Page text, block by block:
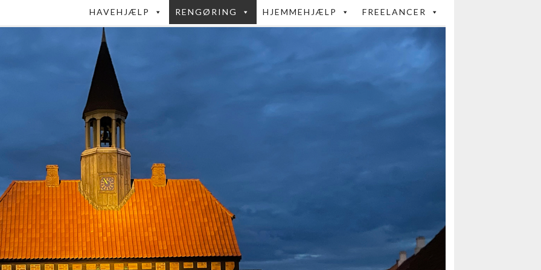
HAVEHJÆLP RENGØRING HJEMMEHJÆLP FREELANCER